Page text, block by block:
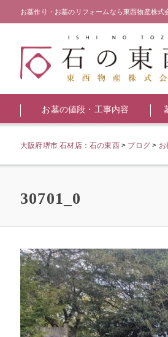
お墓作り・お墓のリフォームなら東西物産株
お墓の値段・工事内容
大阪府堺市 石材店：石の東西> ブログ >
30701_0